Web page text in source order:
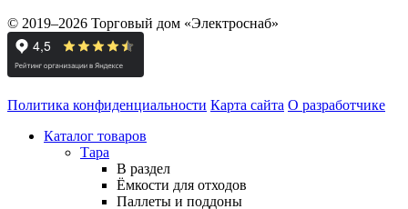
© 2019–2026 Торговый дом «Электроснаб»
Политика конфиденциальности Карта сайта О разработчике
Каталог товаров
Тара
В раздел
Ёмкости для отходов
Паллеты и поддоны